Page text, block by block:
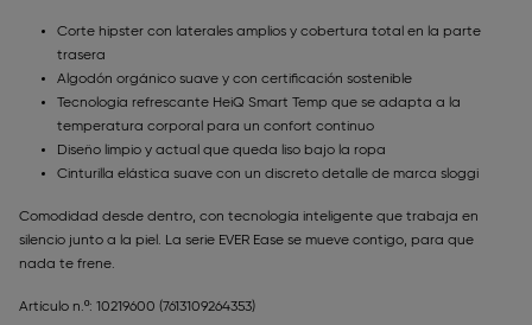
Corte hipster con laterales amplios y cobertura total en la parte
trasera
Algodón orgánico suave y con certificación sostenible
Tecnología refrescante HeiQ Smart Temp que se adapta a la
temperatura corporal para un confort continuo
Diseño limpio y actual que queda liso bajo la ropa
Cinturilla elástica suave con un discreto detalle de marca sloggi
Comodidad desde dentro, con tecnología inteligente que trabaja en
silencio junto a la piel. La serie EVER Ease se mueve contigo, para que
nada te frene.
Artículo n.º: 10219600 (7613109264353)